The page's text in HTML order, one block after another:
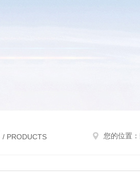
/ PRODUCTS 您的位置：